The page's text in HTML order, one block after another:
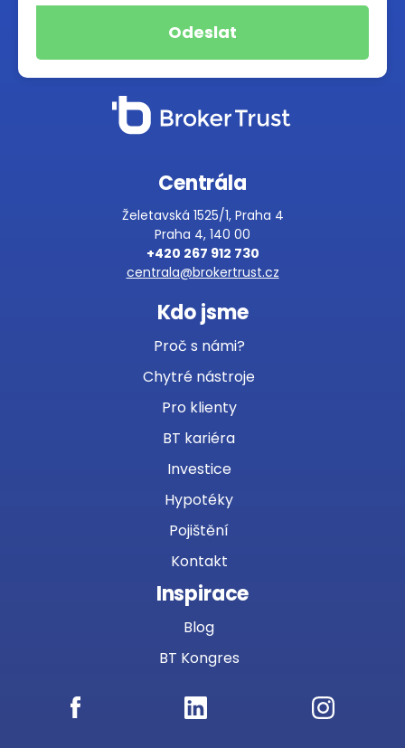
Centrála
Želetavská 1525/1, Praha 4
Praha 4, 140 00
+420 267 912 730
centrala@brokertrust.cz
Kdo jsme
Proč s námi?
Chytré nástroje
Pro klienty
BT kariéra
Investice
Hypotéky
Pojištění
Kontakt
Inspirace
Blog
BT Kongres